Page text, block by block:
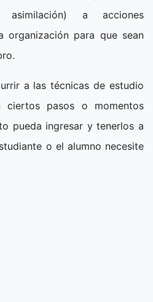
a acciones
organización para que sean
a las técnicas de estudio
ciertos pasos o momentos
pueda ingresar y tenerlos a
o el alumno necesite